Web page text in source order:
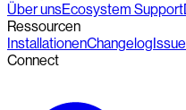
Über unsEcosystem Support
Ressourcen
InstallationenChangelog
Connect